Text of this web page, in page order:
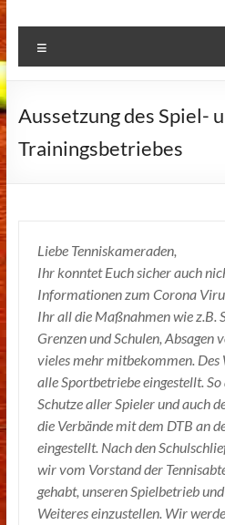
Aussetzung des Spiel-
Trainingsbetriebes
Liebe Tenniskameraden,
Ihr konntet Euch sicher auch
Informationen zum Corona
Ihr all die Maßnahmen wie z.B.
Grenzen und Schulen, Absagen
vieles mehr mitbekommen. Des
alle Sportbetriebe eingestellt. So
Schutze aller Spieler und auch
die Verbände mit dem DTB an
eingestellt. Nach den
wir vom Vorstand der
gehabt, unseren Spielbetrieb
Weiteres einzustellen. Wir